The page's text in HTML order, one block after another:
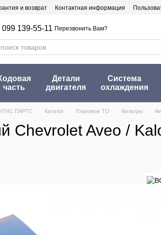
и возврат Контактная информация
099 139-55-11 Перезвонить Вам?
часть
Детали
двигателя
Система
охлаждения
ПАРТС Каталог Плановое ТО Фильтры
Chevrolet Aveo /